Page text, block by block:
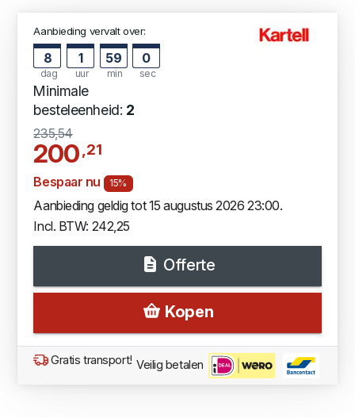
Aanbieding vervalt over:
8
dag
1
uur
58
min
59
sec
Minimale
besteleenheid: 2
235,54
200,21
Bespaar nu 15%
Aanbieding geldig tot 15 augustus 2026 23:00.
Incl. BTW: 242,25
Offerte
Kopen
Gratis transport! Veilig betalen